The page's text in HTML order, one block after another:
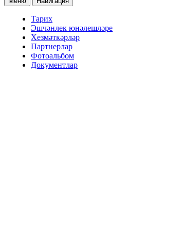
Тарих
Эшчәнлек юнәлешләре
Хезмәткәрләр
Партнерлар
Фотоальбом
Документлар